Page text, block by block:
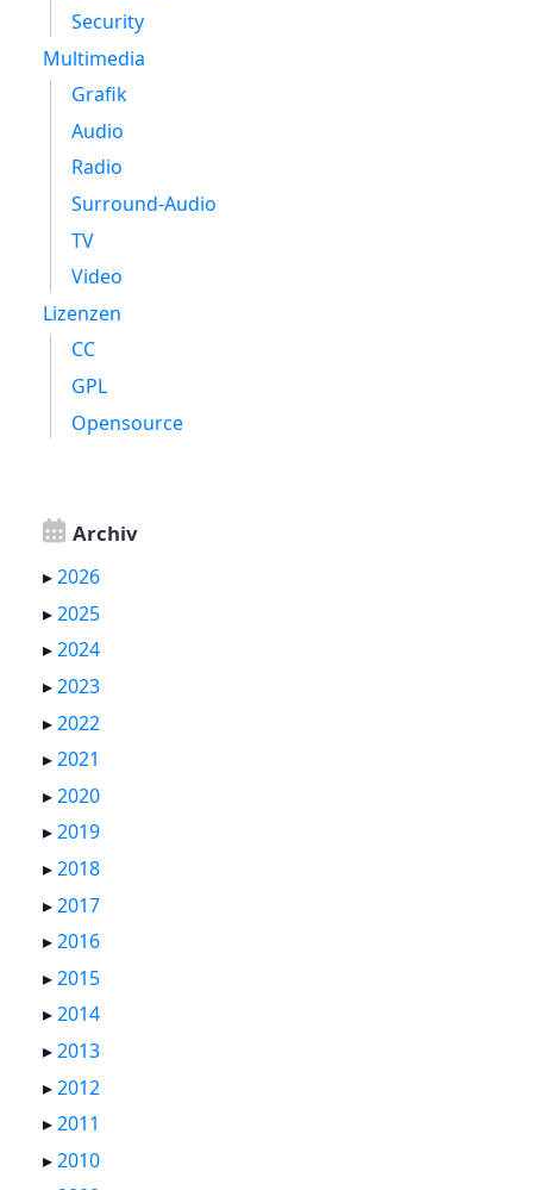
Security
Multimedia
Grafik
Audio
Radio
Surround-Audio
TV
Video
Lizenzen
CC
GPL
Opensource
Archiv
▸2026
▸2025
▸2024
▸2023
▸2022
▸2021
▸2020
▸2019
▸2018
▸2017
▸2016
▸2015
▸2014
▸2013
▸2012
▸2011
▸2010